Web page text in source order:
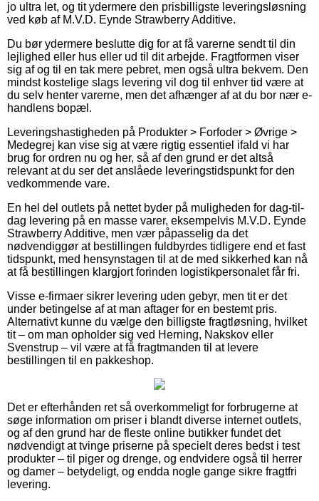
jo ultra let, og tit ydermere den prisbilligste leveringsløsning
ved køb af M.V.D. Eynde Strawberry Additive.
Du bør ydermere beslutte dig for at få varerne sendt til din
lejlighed eller hus eller ud til dit arbejde. Fragtformen viser
sig af og til en tak mere pebret, men også ultra bekvem. Den
mindst kostelige slags levering vil dog til enhver tid være at
du selv henter varerne, men det afhænger af at du bor nær e-
handlens bopæl.
Leveringshastigheden på Produkter > Forfoder > Øvrige >
Medegrej kan vise sig at være rigtig essentiel ifald vi har
brug for ordren nu og her, så af den grund er det altså
relevant at du ser det anslåede leveringstidspunkt for den
vedkommende vare.
En hel del outlets på nettet byder på muligheden for dag-til-
dag levering på en masse varer, eksempelvis M.V.D. Eynde
Strawberry Additive, men vær påpasselig da det
nødvendiggør at bestillingen fuldbyrdes tidligere end et fast
tidspunkt, med hensynstagen til at de med sikkerhed kan nå
at få bestillingen klargjort forinden logistikpersonalet får fri.
Visse e-firmaer sikrer levering uden gebyr, men tit er det
under betingelse af at man aftager for en bestemt pris.
Alternativt kunne du vælge den billigste fragtløsning, hvilket
tit – om man opholder sig ved Herning, Nakskov eller
Svenstrup – vil være at få fragtmanden til at levere
bestillingen til en pakkeshop.
Det er efterhånden ret så overkommeligt for forbrugerne at
søge information om priser i blandt diverse internet outlets,
og af den grund har de fleste online butikker fundet det
nødvendigt at tvinge priserne på specielt deres bedst i test
produkter – til piger og drenge, og endvidere også til herrer
og damer – betydeligt, og endda nogle gange sikre fragtfri
levering.